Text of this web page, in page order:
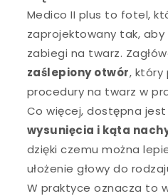
Medico II plus to fotel,
zaprojektowany tak, aby
zabiegi na twarz.
zaślepiony otwór, który
procedury na twarz w
Co więcej, dostępna jest
wysunięcia i kąta
dzięki czemu można
ułożenie głowy do
W praktyce oznacza to